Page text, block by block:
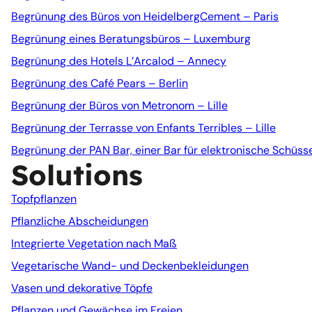
Begrünung des Büros von HeidelbergCement – Paris
Begrünung eines Beratungsbüros – Luxemburg
Begrünung des Hotels L’Arcalod – Annecy
Begrünung des Café Pears – Berlin
Begrünung der Büros von Metronom – Lille
Begrünung der Terrasse von Enfants Terribles – Lille
Begrünung der PAN Bar, einer Bar für elektronische
Solutions
Topfpflanzen
Pflanzliche Abscheidungen
Integrierte Vegetation nach Maß
Vegetarische Wand- und Deckenbekleidungen
Vasen und dekorative Töpfe